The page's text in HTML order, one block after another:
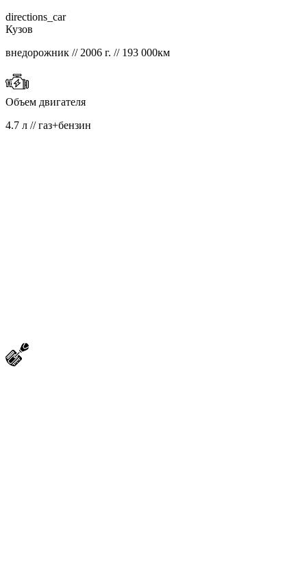
directions_car
Кузов
внедорожник // 2006 г. // 193 000км
Объем двигателя
4.7 л // газ+бензин